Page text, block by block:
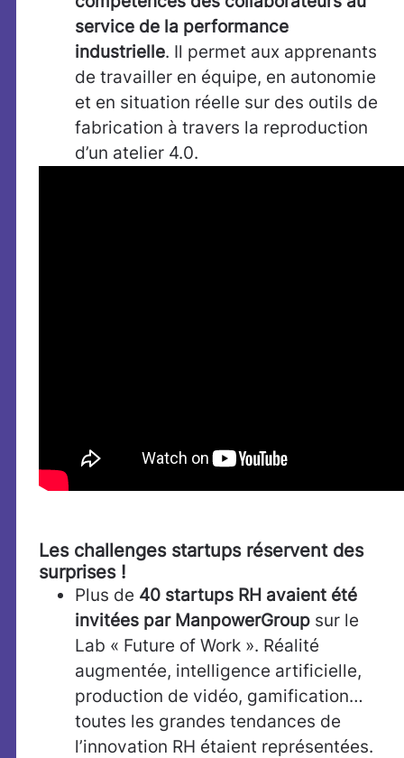
service de la performance
industrielle. Il permet aux apprenants
de travailler en équipe, en autonomie
et en situation réelle sur des outils de
fabrication à travers la reproduction
d’un atelier 4.0.
Les challenges startups réservent des
surprises !
Plus de 40 startups RH avaient été
invitées par ManpowerGroup sur le
Lab « Future of Work ». Réalité
augmentée, intelligence artificielle,
production de vidéo, gamification…
toutes les grandes tendances de
l’innovation RH étaient représentées.